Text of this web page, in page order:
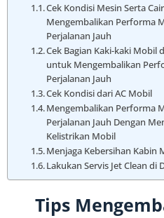
Cek Kondisi Mesin Serta
Mengembalikan Performa
Perjalanan Jauh
Cek Bagian Kaki-kaki Mobil
untuk Mengembalikan
Perjalanan Jauh
Cek Kondisi dari AC Mobil
Mengembalikan Performa
Perjalanan Jauh Dengan
Kelistrikan Mobil
Menjaga Kebersihan Kabin
Lakukan Servis Jet Clean di
Tips